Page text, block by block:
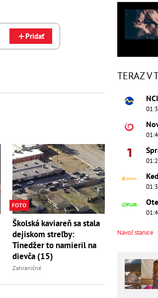
Pridať
FOTO
Školská kaviareň sa stala
dejiskom streľby:
Tínedžer to namieril na
dievča (15)
Zahraničné
TERAZ V
Navoľ stanice